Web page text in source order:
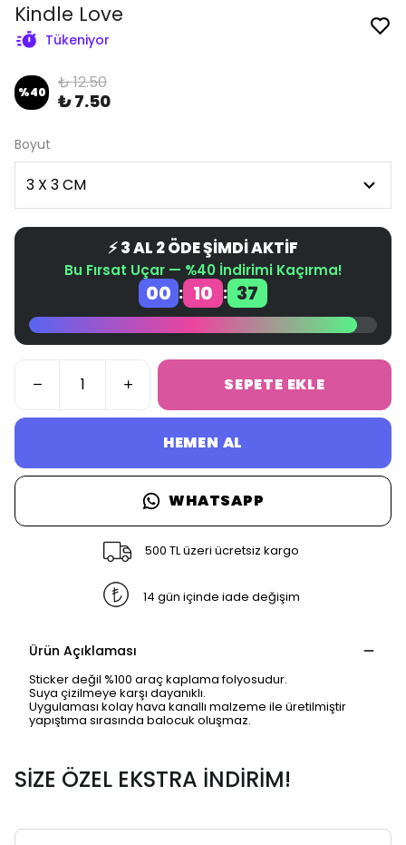
Kindle Love
Tükeniyor
%40 ₺ 12.50
₺ 7.50
Boyut
⚡ 3 AL 2 ÖDE ŞİMDİ AKTİF
Bu Fırsat Uçar — %40 İndirimi Kaçırma!
00 : 10 : 37
SEPETE EKLE
HEMEN AL
WHATSAPP
500 TL üzeri ücretsiz kargo
14 gün içinde iade değişim
Ürün Açıklaması
Sticker değil %100 araç kaplama folyosudur.
Suya çizilmeye karşı dayanıklı.
Uygulaması kolay hava kanallı malzeme ile üretilmiştir
yapıştıma sırasında balocuk oluşmaz.
SİZE ÖZEL EKSTRA İNDİRİM!